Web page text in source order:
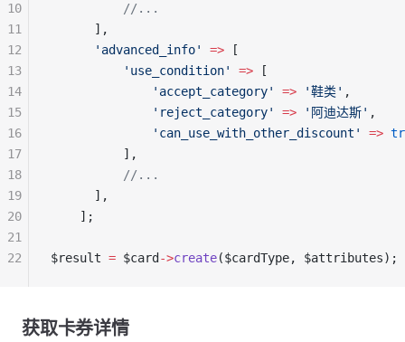
          //...
      ],
      'advanced_info'
=> [
          'use_condition'
=> [
              'accept_category'
=> '鞋类' ,
              'reject_category'
=> '阿迪达斯' ,
              'can_use_with_other_discount'
=>
          ],
          //...
      ],
    ];
$result = $card ->create($cardType, $attributes);
10
11
12
13
14
15
16
17
18
19
20
21
22
获取卡券详情